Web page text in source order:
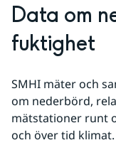
Data om
fuktighet
SMHI mäter och
om nederbörd,
mätstationer runt
och över tid klimat.